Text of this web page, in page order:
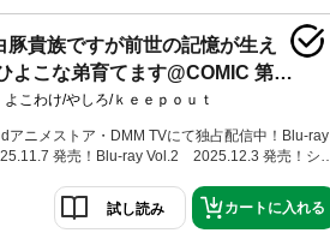
！（お知らせ）同シリーズの著者・桜瀬彩香先生
3月29日に永眠されました。先生は「小説家にな
稿されていた「薬の魔物の解雇理由」の書籍化で2
よりデビュー（同シリーズは２巻まで刊行）。
長い夜の国と最後の舞踏会」（オーバーラップノ
生のご家族ともご相談の上、第３巻を発売させて
なりました。先生が生前、加筆・改稿されていた
せん）また、電子書籍特典として、桜瀬先生が読
用意されていたイラストをデジタル収録致しま
豚貴族ですが前世の記憶が生え
よこな弟育てます@COMIC 第2
アニメストア・DMM TVにて独占配信中！Blu-ray
重版！累計15万部突破！（電子書籍を含む）親バ
い弟の領地経営ファンタジー、待望のコミカライ
試し読み カートに入れる